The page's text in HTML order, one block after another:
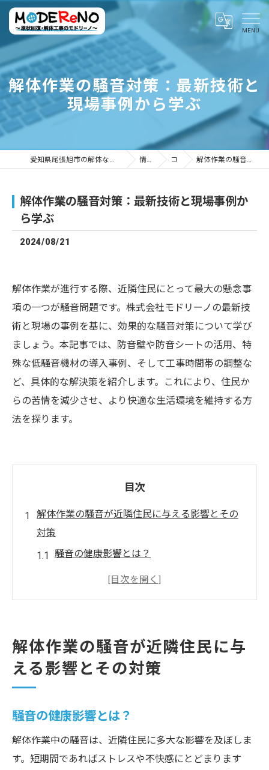
解体作業の騒音対策：最新技術と
現場事例から学ぶ
愛知県尾張旭市の解体ならMODEReNO ～原状回復・解体工事のモドリーノ～ 情報ブログ コラム 解体作業の騒音対策：最新技術と現場事例から学ぶ
解体作業の騒音対策：最新技術と現場事例か
ら学ぶ
2024/08/21
解体作業が進行する際、近隣住民にとって最大の懸念事
項の一つが騒音問題です。株式会社モドリーノの最新技
術と現場の事例を基に、効果的な騒音対策について学び
ましょう。本記事では、防音壁や防音シートの活用、特
殊な低騒音機材の導入事例、そして工事時間帯の調整な
ど、具体的な解決策を紹介します。これにより、住民か
らの苦情を減少させ、より快適な生活環境を維持する方
法を探ります。
目次
解体作業の騒音が近隣住民に与える影響とその
対策
騒音の健康影響とは？
騒音によるストレスの軽減方法
騒音レベルの測定技術とその活用
解体計画における騒音対策の設定方法
最新防音技術が解体現場にもたらすメリット
音響工学を応用した防音技術
高性能防音材料の選び方
技術革新による騒音減少効果
解体作業の騒音が近隣住民に与
える影響とその対策
騒音の健康影響とは？
解体作業中の騒音は、近隣住民に多大な影響を及ぼしま
す。短期間であればストレスや不快感にとどまります